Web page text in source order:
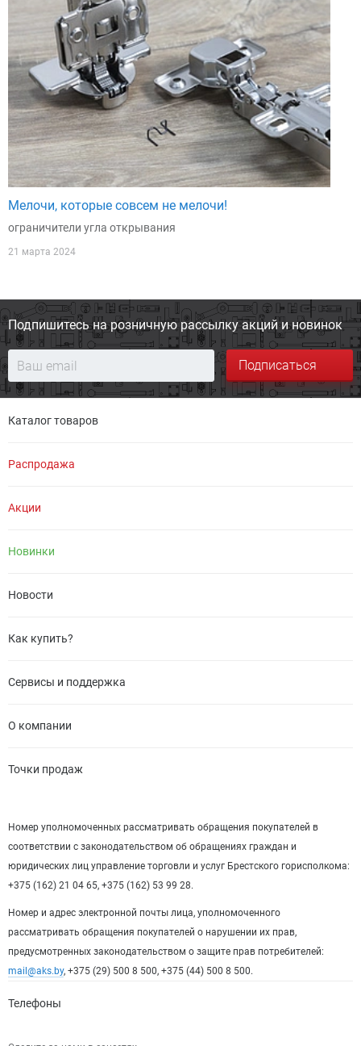
Мелочи, которые совсем не мелочи!
ограничители угла открывания
21 марта 2024
Подпишитесь на розничную рассылку акций и новинок
Подписаться
Каталог товаров
Распродажа
Акции
Новинки
Новости
Как купить?
Сервисы и поддержка
О компании
Точки продаж
Номер уполномоченных рассматривать обращения покупателей в
соответствии с законодательством об обращениях граждан и
юридических лиц управление торговли и услуг Брестского горисполкома:
+375 (162) 21 04 65, +375 (162) 53 99 28.
Номер и адрес электронной почты лица, уполномоченного
рассматривать обращения покупателей о нарушении их прав,
предусмотренных законодательством о защите прав потребителей:
mail@aks.by, +375 (29) 500 8 500, +375 (44) 500 8 500.
Телефоны